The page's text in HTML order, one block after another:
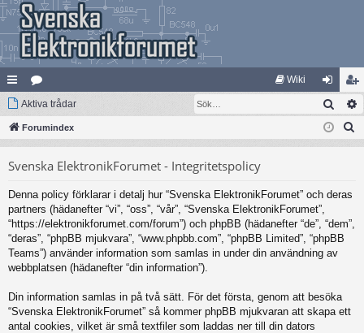
na
bb
ar
at
eg
Wiki
og
ga
li
m
m
Aktiva trådar Sök
Forumindex
Svenska ElektronikForumet - Integritetspolicy
Denna policy förklarar i detalj hur “Svenska ElektronikForumet” och deras
partners (hädanefter “vi”, “oss”, “vår”, “Svenska ElektronikForumet”,
“https://elektronikforumet.com/forum”) och phpBB (hädanefter “de”, “dem”,
“deras”, “phpBB mjukvara”, “www.phpbb.com”, “phpBB Limited”, “phpBB
Teams”) använder information som samlas in under din användning av
webbplatsen (hädanefter “din information”).
Din information samlas in på två sätt. För det första, genom att besöka
“Svenska ElektronikForumet” så kommer phpBB mjukvaran att skapa ett
antal cookies, vilket är små textfiler som laddas ner till din dators